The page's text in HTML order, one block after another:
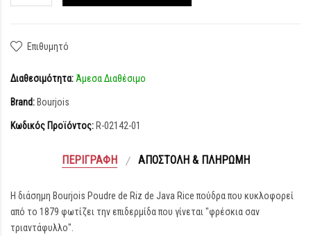
Επιθυμητό
Διαθεσιμότητα: Άμεσα Διαθέσιμο
Brand: Bourjois
Κωδικός Προϊόντος: R-02142-01
ΠΕΡΙΓΡΑΦΉ ΑΠΟΣΤΟΛΉ & ΠΛΗΡΩΜΉ
Η διάσημη Bourjois Poudre de Riz de Java Rice πούδρα που κυκλοφορεί
από το 1879 φωτίζει την επιδερμίδα που γίνεται "φρέσκια σαν
τριαντάφυλλο".